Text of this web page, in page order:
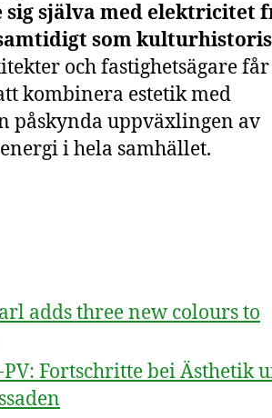
sig själva med elektricitet
som
och fastighetsägare får
kombinera estetik med
påskynda uppväxlingen av
i hela samhället.
adds three new colours to
Fortschritte bei Ästhetik